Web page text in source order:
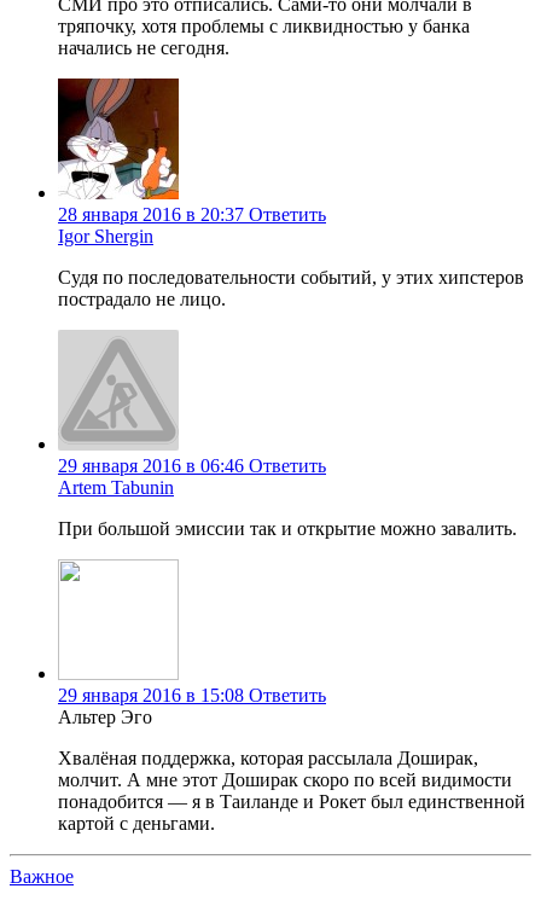
СМИ про это отписались. Сами-то они молчали в
тряпочку, хотя проблемы с ликвидностью у банка
начались не сегодня.
28 января 2016 в 20:37 Ответить
Igor Shergin
Судя по последовательности событий, у этих хипстеров
пострадало не лицо.
29 января 2016 в 06:46 Ответить
Artem Tabunin
При большой эмиссии так и открытие можно завалить.
29 января 2016 в 15:08 Ответить
Альтер Эго
Хвалёная поддержка, которая рассылала Доширак,
молчит. А мне этот Доширак скоро по всей видимости
понадобится — я в Таиланде и Рокет был единственной
картой с деньгами.
Важное